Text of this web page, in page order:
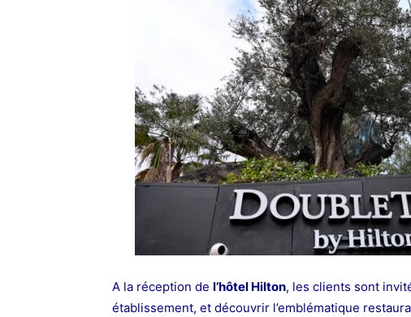
A la réception de l’hôtel Hilton, les clients sont
établissement, et découvrir l’emblématique